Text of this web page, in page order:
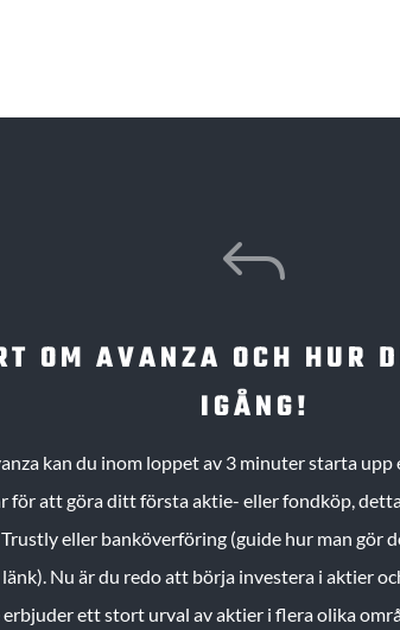
J
OM AVANZA OCH HUR
IGÅNG!
kan du inom loppet av 3 minuter starta
för att göra ditt första aktie- eller fondköp,
Trustly eller banköverföring (guide hur man gör
Nu är du redo att börja investera i aktier
erbjuder ett stort urval av aktier i flera olika